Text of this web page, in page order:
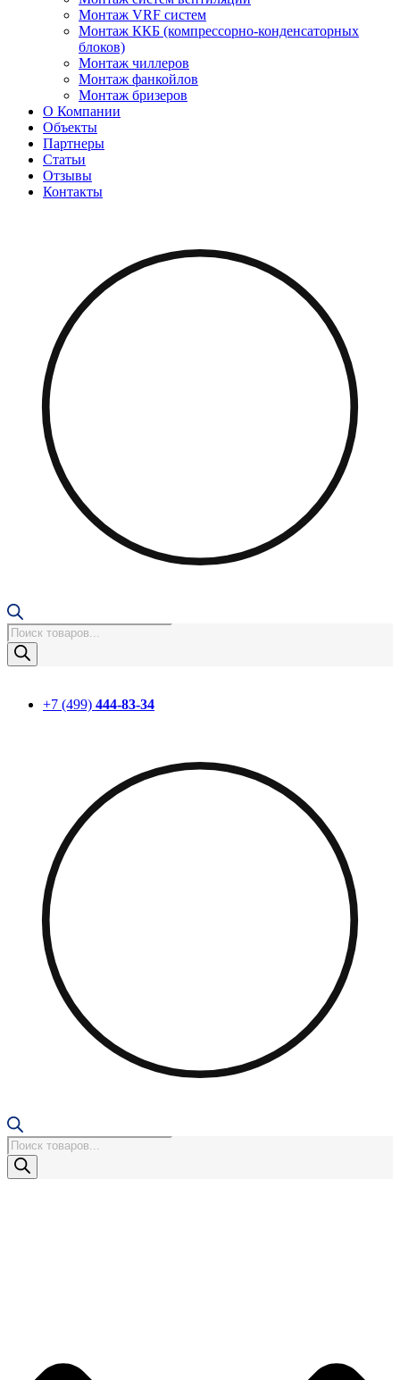
Монтаж VRF систем
Монтаж ККБ (компрессорно-конденсаторных
блоков)
Монтаж чиллеров
Монтаж фанкойлов
Монтаж бризеров
О Компании
Объекты
Партнеры
Статьи
Отзывы
Контакты
Поиск
товаров
+7 (499) 444-83-34
Поиск
товаров